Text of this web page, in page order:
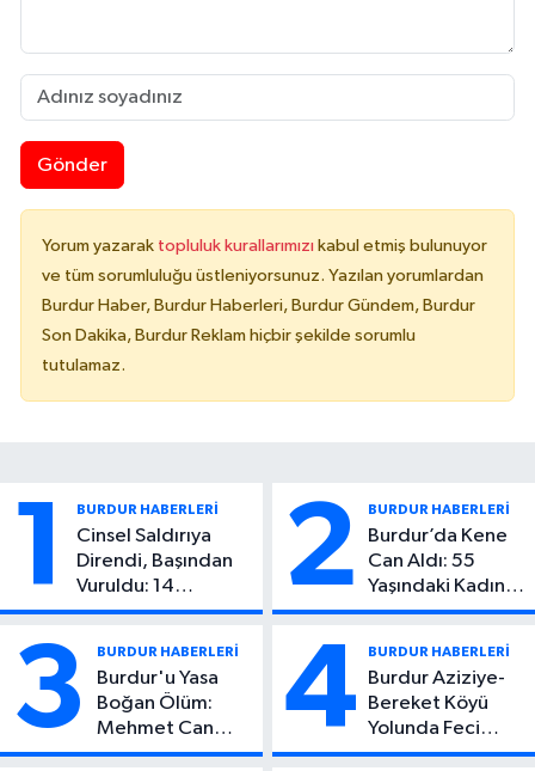
Gönder
Yorum yazarak topluluk kurallarımızı kabul etmiş bulunuyor
ve tüm sorumluluğu üstleniyorsunuz. Yazılan yorumlardan
Burdur Haber, Burdur Haberleri, Burdur Gündem, Burdur
Son Dakika, Burdur Reklam hiçbir şekilde sorumlu
tutulamaz.
1 BURDUR HABERLERİ
Cinsel Saldırıya
Direndi, Başından
Vuruldu: 14
Yaşındaki Çocuktan
2 BURDUR HABERLERİ
Burdur’da Kene
Can Aldı: 55
Yaşındaki Kadın
Hayatını Kaybetti
3 BURDUR HABERLERİ
Burdur'u Yasa
Boğan Ölüm:
Mehmet Can
Atıcı Genç Yaşta
4 BURDUR HABERLERİ
Burdur Aziziye-
Bereket Köyü
Yolunda Feci
Kaza: 1 Ölü, 2